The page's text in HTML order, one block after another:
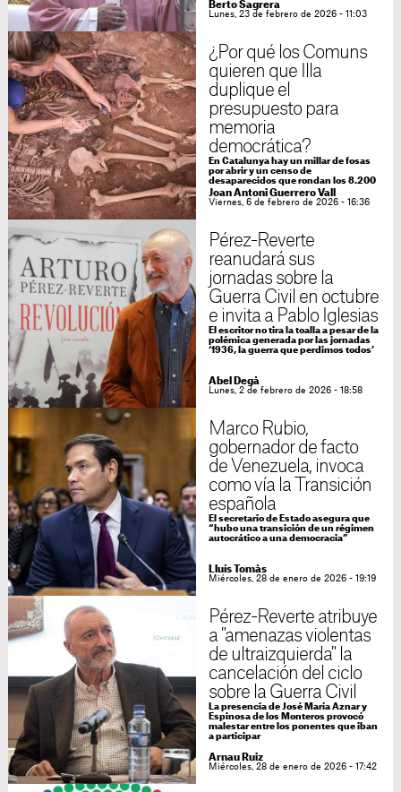
Berto Sagrera
Lunes, 23 de febrero de 2026 - 11:03
¿Por qué los Comuns
quieren que Illa
duplique el
presupuesto para
memoria
democrática?
En Catalunya hay un millar de fosas
por abrir y un censo de
desaparecidos que rondan los 8.200
Joan Antoni Guerrero Vall
Viernes, 6 de febrero de 2026 - 16:36
Pérez-Reverte
reanudará sus
jornadas sobre la
Guerra Civil en octubre
e invita a Pablo Iglesias
El escritor no tira la toalla a pesar de la
polémica generada por las jornadas
‘1936, la guerra que perdimos todos’
Abel Degà
Lunes, 2 de febrero de 2026 - 18:58
Marco Rubio,
gobernador de facto
de Venezuela, invoca
como vía la Transición
española
El secretario de Estado asegura que
“hubo una transición de un régimen
autocrático a una democracia”
Lluís Tomàs
Miércoles, 28 de enero de 2026 - 19:19
Pérez-Reverte atribuye
a "amenazas violentas
de ultraizquierda" la
cancelación del ciclo
sobre la Guerra Civil
La presencia de José María Aznar y
Espinosa de los Monteros provocó
malestar entre los ponentes que iban
a participar
Arnau Ruiz
Miércoles, 28 de enero de 2026 - 17:42